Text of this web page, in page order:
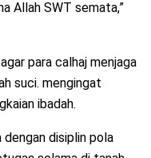
Allah SWT semata,”
para calhaj menjaga
suci. mengingat
ibadah.
dengan disiplin pola